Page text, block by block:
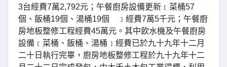
3台經費7萬2,792元；午餐廚房設備更新﹝菜桶57
個、飯桶19個、湯桶19個 ﹞經費7萬5千元；午餐廚
房地板整修工程經費45萬元。其中飲水機及午餐廚房
設備﹝菜桶、飯桶、湯桶﹞經費已於九十九年十二月
二十日執行完畢，廚房地板整修工程於九十九年十二